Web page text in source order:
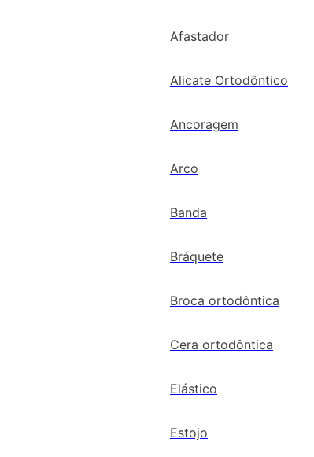
Afastador
Alicate Ortodôntico
Ancoragem
Arco
Banda
Bráquete
Broca ortodôntica
Cera ortodôntica
Elástico
Estojo